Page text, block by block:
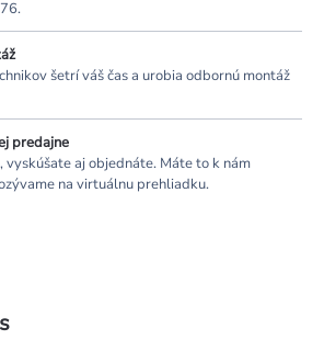
šetrí váš čas a urobia odbornú montáž
predajne
vyskúšate aj objednáte. Máte to k nám
na virtuálnu prehliadku.